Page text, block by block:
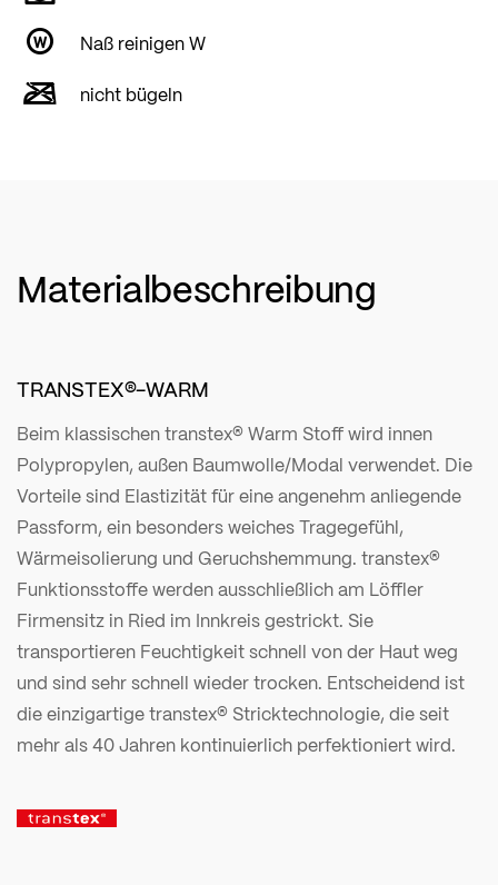
Naß reinigen W
nicht bügeln
Materialbeschreibung
TRANSTEX®-WARM
Beim klassischen transtex® Warm Stoff wird innen
Polypropylen, außen Baumwolle/Modal verwendet. Die
Vorteile sind Elastizität für eine angenehm anliegende
Passform, ein besonders weiches Tragegefühl,
Wärmeisolierung und Geruchshemmung. transtex®
Funktionsstoffe werden ausschließlich am Löffler
Firmensitz in Ried im Innkreis gestrickt. Sie
transportieren Feuchtigkeit schnell von der Haut weg
und sind sehr schnell wieder trocken. Entscheidend ist
die einzigartige transtex® Stricktechnologie, die seit
mehr als 40 Jahren kontinuierlich perfektioniert wird.